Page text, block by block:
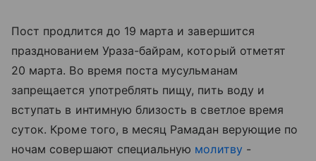
Пост продлится до 19 марта и завершится
празднованием Ураза-байрам, который отметят
20 марта. Во время поста мусульманам
запрещается употреблять пищу, пить воду и
вступать в интимную близость в светлое время
суток. Кроме того, в месяц Рамадан верующие по
ночам совершают специальную молитву -